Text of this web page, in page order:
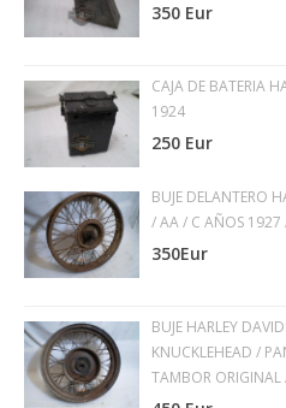
350 Eur
CAJA DE BATERIA
1924
250 Eur
BUJE DELANTERO
/ AA / C AÑOS 1927
350Eur
BUJE HARLEY
KNUCKLEHEAD /
TAMBOR